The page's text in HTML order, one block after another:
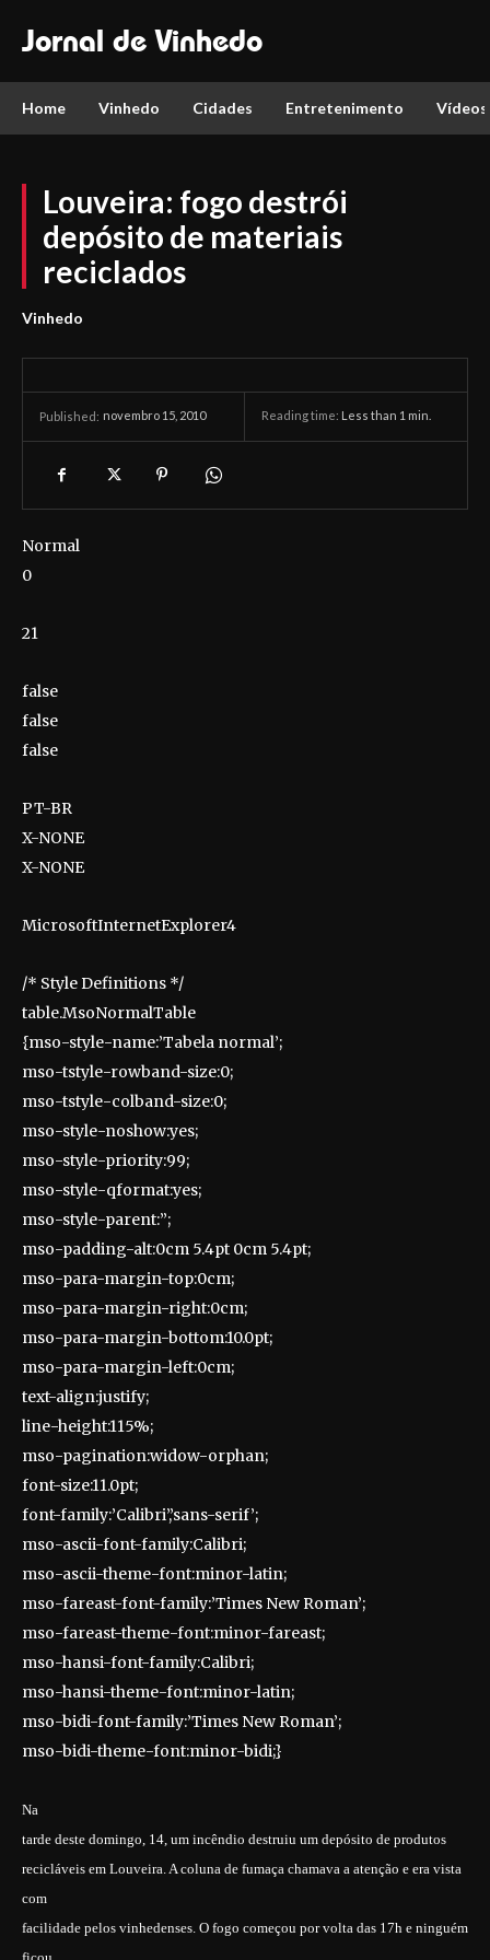
Jornal de Vinhedo
Home Vinhedo Cidades Entretenimento Vídeos
Louveira: fogo destrói
depósito de materiais
reciclados
Vinhedo
Published: novembro 15, 2010 Reading time: Less than 1 min.
Normal
0
21
false
false
false
PT-BR
X-NONE
X-NONE
MicrosoftInternetExplorer4
/* Style Definitions */
table.MsoNormalTable
{mso-style-name:’Tabela normal’;
mso-tstyle-rowband-size:0;
mso-tstyle-colband-size:0;
mso-style-noshow:yes;
mso-style-priority:99;
mso-style-qformat:yes;
mso-style-parent:”;
mso-padding-alt:0cm 5.4pt 0cm 5.4pt;
mso-para-margin-top:0cm;
mso-para-margin-right:0cm;
mso-para-margin-bottom:10.0pt;
mso-para-margin-left:0cm;
text-align:justify;
line-height:115%;
mso-pagination:widow-orphan;
font-size:11.0pt;
font-family:’Calibri’,’sans-serif’;
mso-ascii-font-family:Calibri;
mso-ascii-theme-font:minor-latin;
mso-fareast-font-family:’Times New Roman’;
mso-fareast-theme-font:minor-fareast;
mso-hansi-font-family:Calibri;
mso-hansi-theme-font:minor-latin;
mso-bidi-font-family:’Times New Roman’;
mso-bidi-theme-font:minor-bidi;}
Na
tarde deste domingo, 14, um incêndio destruiu um depósito de produtos
recicláveis em Louveira. A coluna de fumaça chamava a atenção e era vista
com
facilidade pelos vinhedenses. O fogo começou por volta das 17h e ninguém